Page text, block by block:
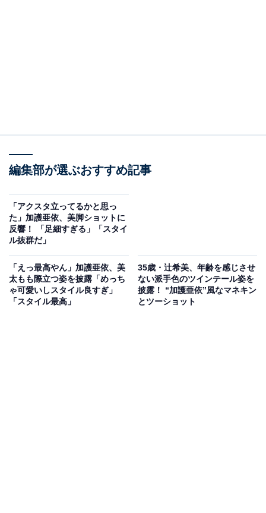
編集部が選ぶおすすめ記事
「アクスタ立ってるかと思っ
た」加護亜依、美脚ショットに
反響！ 「足細すぎる」「スタイ
ル抜群だ」
「えっ最高やん」加護亜依、美
太もも際立つ姿を披露「めっち
ゃ可愛いしスタイル良すぎ」
「スタイル最高」
35歳・辻希美、年齢を感じさせ
ない派手色のツインテール姿を
披露！ “加護亜依”風なマネキン
とツーショット